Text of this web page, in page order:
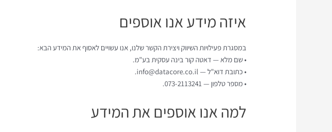
איזה מידע אנו אוספים
במסגרת פעילויות השיווק ויצירת הקשר שלנו, אנו עשויים לאסוף את המידע הבא:
• שם מלא — דאטה קור בינה עסקית בע"מ.
• כתובת דוא"ל — info@datacore.co.il.
• מספר טלפון — 073-2113241.
למה אנו אוספים את המידע